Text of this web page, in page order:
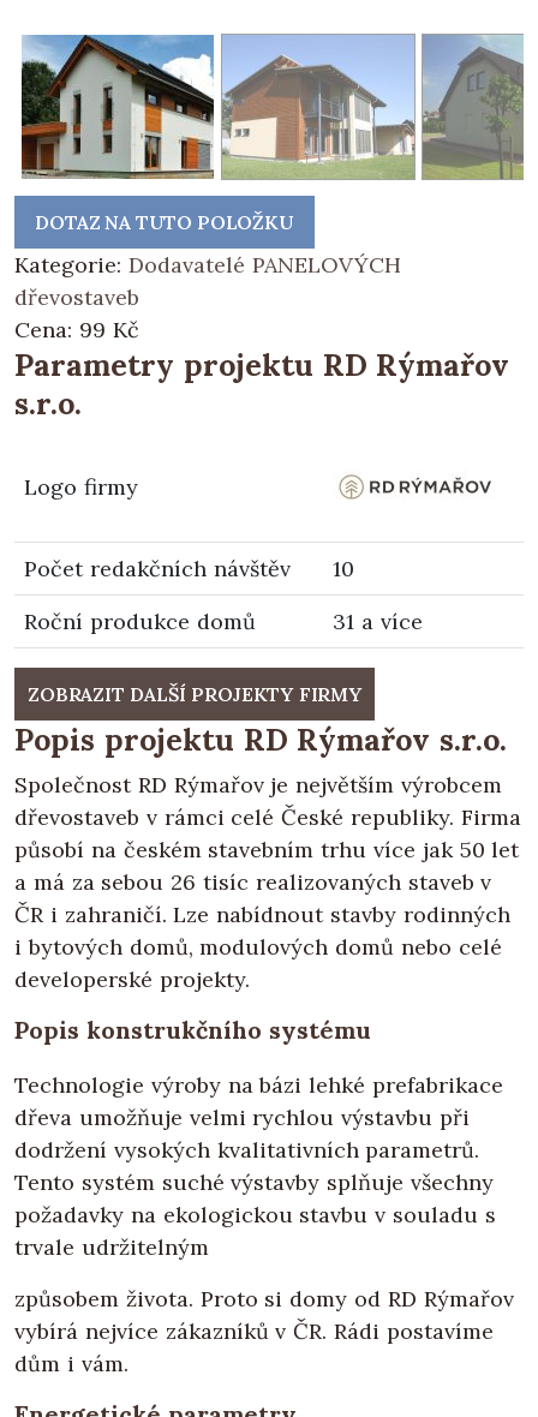
DOTAZ NA TUTO POLOŽKU
Kategorie: Dodavatelé PANELOVÝCH
dřevostaveb
Cena: 99 Kč
Parametry projektu RD Rýmařov
s.r.o.
Logo firmy
Počet redakčních návštěv
10
Roční produkce domů
31 a více
ZOBRAZIT DALŠÍ PROJEKTY FIRMY
Popis projektu RD Rýmařov s.r.o.
Společnost RD Rýmařov je největším výrobcem
dřevostaveb v rámci celé České republiky. Firma
působí na českém stavebním trhu více jak 50 let
a má za sebou 26 tisíc realizovaných staveb v
ČR i zahraničí. Lze nabídnout stavby rodinných
i bytových domů, modulových domů nebo celé
developerské projekty.
Popis konstrukčního systému
Technologie výroby na bázi lehké prefabrikace
dřeva umožňuje velmi rychlou výstavbu při
dodržení vysokých kvalitativních parametrů.
Tento systém suché výstavby splňuje všechny
požadavky na ekologickou stavbu v souladu s
trvale udržitelným
způsobem života. Proto si domy od RD Rýmařov
vybírá nejvíce zákazníků v ČR. Rádi postavíme
dům i vám.